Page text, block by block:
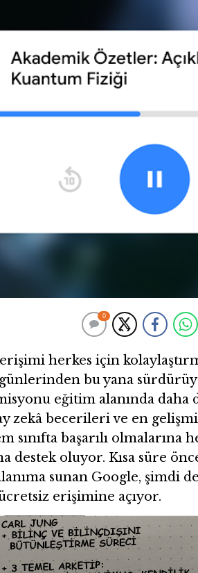
0
herkes için
bu yana
eğitim alanında daha
zekâ becerileri ve en
sınıfta başarılı olmalarına
destek oluyor. Kısa süre
sunan Google, şimdi
erişimine açıyor.